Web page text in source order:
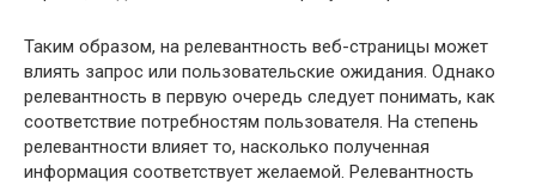
Таким образом, на релевантность веб-страницы может
влиять запрос или пользовательские ожидания. Однако
релевантность в первую очередь следует понимать, как
соответствие потребностям пользователя. На степень
релевантности влияет то, насколько полученная
информация соответствует желаемой. Релевантность